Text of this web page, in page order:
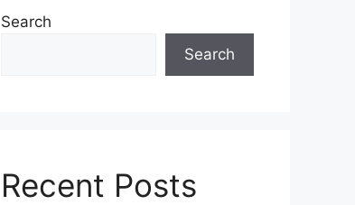
Search
Search
Recent Posts